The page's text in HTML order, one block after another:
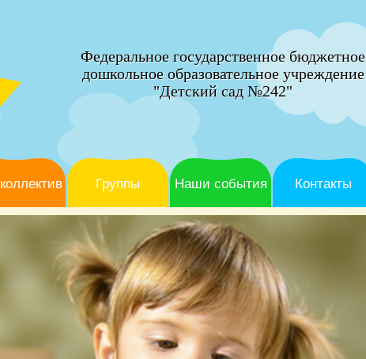
Федеральное государственное бюджетное
дошкольное образовательное учреждение
"Детский сад №242"
Группы Наши события Контакты